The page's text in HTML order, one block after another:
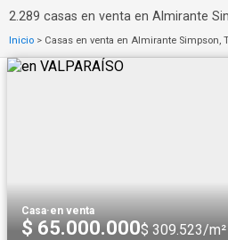
2.289 casas en venta en Almirante
Inicio > Casas en venta en Almirante Simpson,
Casa·en venta
$ 65.000.000$ 309.523/m²